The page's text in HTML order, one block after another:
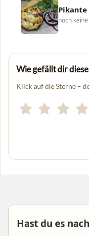
Pikante
noch
Wie gefällt dir
Klick auf die Sterne –
Hast du es